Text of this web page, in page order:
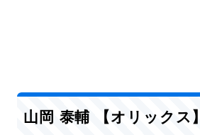
山岡 泰輔 【オリックス】